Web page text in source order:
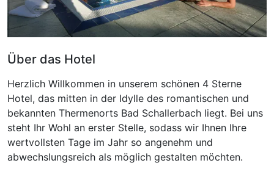
Ausstattung
Über das Hotel
Herzlich Willkommen in unserem schönen 4 Sterne
Hotel, das mitten in der Idylle des romantischen und
bekannten Thermenorts Bad Schallerbach liegt. Bei uns
steht Ihr Wohl an erster Stelle, sodass wir Ihnen Ihre
wertvollsten Tage im Jahr so angenehm und
abwechslungsreich als möglich gestalten möchten.